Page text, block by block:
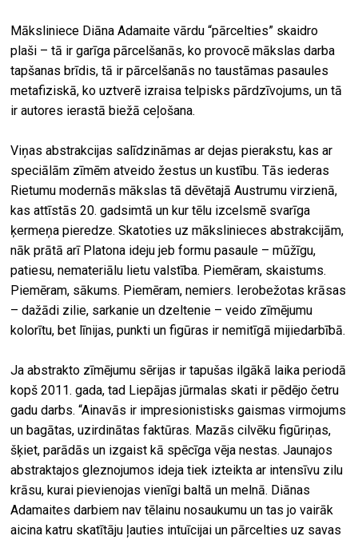
Māksliniece Diāna Adamaite vārdu “pārcelties” skaidro
plaši – tā ir garīga pārcelšanās, ko provocē mākslas darba
tapšanas brīdis, tā ir pārcelšanās no taustāmas pasaules
metafiziskā, ko uztverē izraisa telpisks pārdzīvojums, un tā
ir autores ierastā biežā ceļošana.
Viņas abstrakcijas salīdzināmas ar dejas pierakstu, kas ar
speciālām zīmēm atveido žestus un kustību. Tās iederas
Rietumu modernās mākslas tā dēvētajā Austrumu virzienā,
kas attīstās 20. gadsimtā un kur tēlu izcelsmē svarīga
ķermeņa pieredze. Skatoties uz mākslinieces abstrakcijām,
nāk prātā arī Platona ideju jeb formu pasaule – mūžīgu,
patiesu, nemateriālu lietu valstība. Piemēram, skaistums.
Piemēram, sākums. Piemēram, nemiers. Ierobežotas krāsas
– dažādi zilie, sarkanie un dzeltenie – veido zīmējumu
kolorītu, bet līnijas, punkti un figūras ir nemitīgā mijiedarbībā.
Ja abstrakto zīmējumu sērijas ir tapušas ilgākā laika periodā
kopš 2011. gada, tad Liepājas jūrmalas skati ir pēdējo četru
gadu darbs. “Ainavās ir impresionistisks gaismas virmojums
un bagātas, uzirdinātas faktūras. Mazās cilvēku figūriņas,
šķiet, parādās un izgaist kā spēcīga vēja nestas. Jaunajos
abstraktajos gleznojumos ideja tiek izteikta ar intensīvu zilu
krāsu, kurai pievienojas vienīgi baltā un melnā. Diānas
Adamaites darbiem nav tēlainu nosaukumu un tas jo vairāk
aicina katru skatītāju ļauties intuīcijai un pārcelties uz savas